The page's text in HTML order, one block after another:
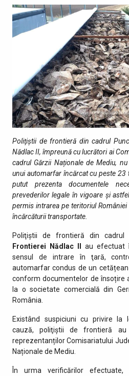
Poliţiştii de frontieră din cadrul
Nădlac II, împreună cu lucrători ai
cadrul Gărzii Naționale de Mediu,
unui automarfar încărcat cu peste
putut prezenta documentele
prevederilor legale în vigoare şi
permis intrarea pe teritoriul
încărcăturii transportate.
Poliţiştii de frontieră din cadrul
Frontierei Nădlac II au efectuat
sensul de intrare în ţară,
automarfar condus de un
conform documentelor de însoțire
la o societate comercială din
România.
Existând suspiciuni cu privire la
cauză, poliţiştii de frontieră
reprezentanților Comisariatului
Naționale de Mediu.
În urma verificărilor